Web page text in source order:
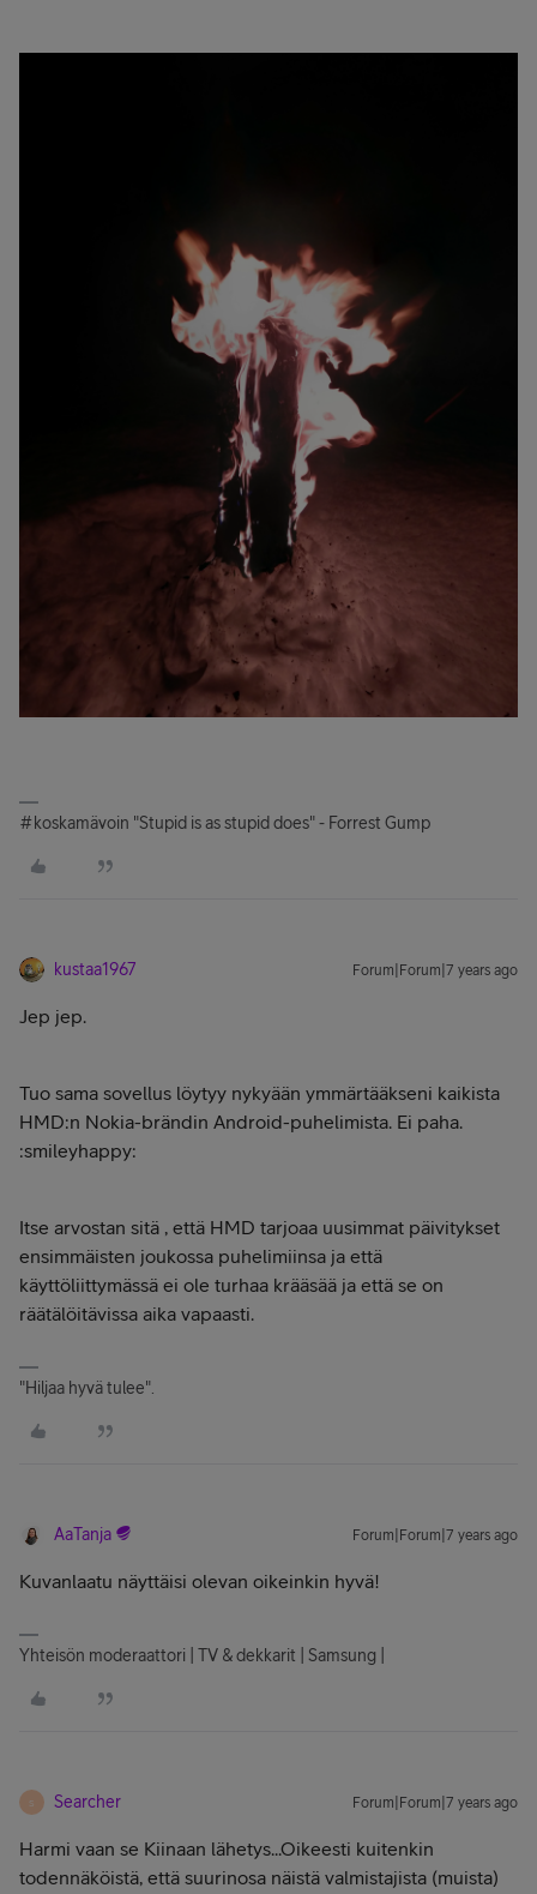
#koskamävoin "Stupid is as stupid does" - Forrest Gump
kustaa1967 Forum|Forum|7 years ago
Jep jep.
Tuo sama sovellus löytyy nykyään ymmärtääkseni kaikista
HMD:n Nokia-brändin Android-puhelimista. Ei paha.
:smileyhappy:
Itse arvostan sitä , että HMD tarjoaa uusimmat päivitykset
ensimmäisten joukossa puhelimiinsa ja että
käyttöliittymässä ei ole turhaa krääsää ja että se on
räätälöitävissa aika vapaasti.
"Hiljaa hyvä tulee".
AaTanja Forum|Forum|7 years ago
Kuvanlaatu näyttäisi olevan oikeinkin hyvä!
Yhteisön moderaattori | TV & dekkarit | Samsung |
S Searcher Forum|Forum|7 years ago
Harmi vaan se Kiinaan lähetys...Oikeesti kuitenkin
todennäköistä, että suurinosa näistä valmistajista (muista)